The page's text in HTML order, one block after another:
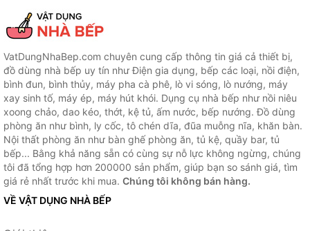
VatDungNhaBep.com chuyên cung cấp thông tin giá cả thiết bị,
đồ dùng nhà bếp uy tín như Điện gia dụng, bếp các loại, nồi điện,
bình đun, bình thủy, máy pha cà phê, lò vi sóng, lò nướng, máy
xay sinh tố, máy ép, máy hút khói. Dụng cụ nhà bếp như nồi niêu
xoong chảo, dao kéo, thớt, kệ tủ, ấm nước, bếp nướng. Đồ dùng
phòng ăn như bình, ly cốc, tô chén dĩa, đũa muỗng nĩa, khăn bàn.
Nội thất phòng ăn như bàn ghế phòng ăn, tủ kệ, quầy bar, tủ
bếp... Bằng khả năng sẵn có cùng sự nỗ lực không ngừng, chúng
tôi đã tổng hợp hơn 200000 sản phẩm, giúp bạn so sánh giá, tìm
giá rẻ nhất trước khi mua. Chúng tôi không bán hàng.
VỀ VẬT DỤNG NHÀ BẾP